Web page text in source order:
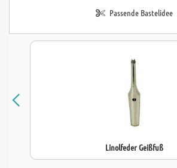
Passende Bastelidee
Linolfeder Geißfuß